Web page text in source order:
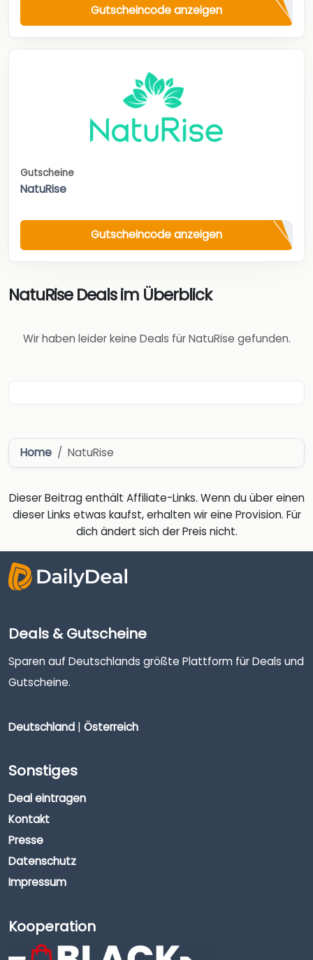
Gutscheincode anzeigen
Gutscheine
NatuRise
Gutscheincode anzeigen
NatuRise Deals im Überblick
Wir haben leider keine Deals für NatuRise gefunden.
Home NatuRise
Dieser Beitrag enthält Affiliate-Links. Wenn du über einen
dieser Links etwas kaufst, erhalten wir eine Provision. Für
dich ändert sich der Preis nicht.
Deals & Gutscheine
Sparen auf Deutschlands größte Plattform für Deals und
Gutscheine.
Deutschland | Österreich
Sonstiges
Deal eintragen
Kontakt
Presse
Datenschutz
Impressum
Kooperation